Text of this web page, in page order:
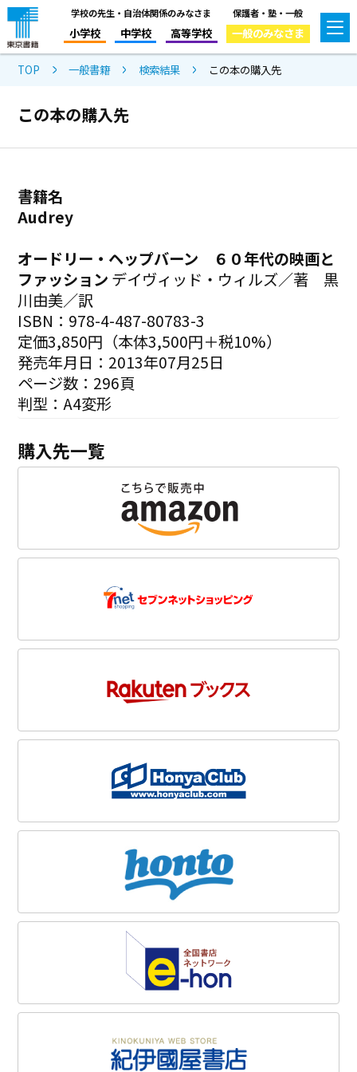
学校の先生・自治体関係のみなさま
小学校 中学校 高等学校
保護者・塾・一般
一般のみなさま
TOP 一般書籍 検索結果 この本の購入先
この本の購入先
書籍名
Audrey
オードリー・ヘップバーン ６０年代の映画と
ファッション デイヴィッド・ウィルズ／著 黒
川由美／訳
ISBN：978-4-487-80783-3
定価3,850円（本体3,500円＋税10%）
発売年月日：2013年07月25日
ページ数：296頁
判型：A4変形
購入先一覧